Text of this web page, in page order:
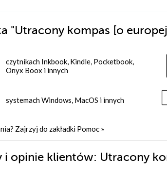
"Utracony kompas [o
czytnikach Inkbook, Kindle, Pocketbook,
Onyx Boox i innych
systemach Windows, MacOS i innych
Zajrzyj do zakładki Pomoc »
i opinie klientów: Utracony